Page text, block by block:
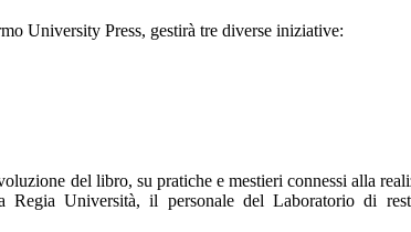
University Press, gestirà tre diverse iniziative:
del libro, su pratiche e mestieri connessi alla
Regia Università, il personale del Laboratorio di